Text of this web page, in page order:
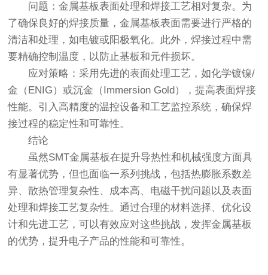
问题：金属基板表面处理和焊接工艺相对复杂。为
了确保良好的焊接质量，金属基板表面需要进行严格的
清洁和处理，如电镀或阳极氧化。此外，焊接过程中需
要精确控制温度，以防止基板和元件损坏。
应对策略：采用先进的表面处理工艺，如化学镀镍/
金（ENIG）或沉金（Immersion Gold），提高表面焊接
性能。引入高精度的温控设备和工艺监控系统，确保焊
接过程的稳定性和可靠性。
结论
虽然SMT金属基板在提升导热性和机械强度方面具
有显著优势，但也面临一系列挑战，包括热膨胀系数差
异、散热管理复杂性、成本高、电磁干扰问题以及表面
处理和焊接工艺复杂性。通过合理的材料选择、优化设
计和先进工艺，可以有效应对这些挑战，发挥金属基板
的优势，提升电子产品的性能和可靠性。